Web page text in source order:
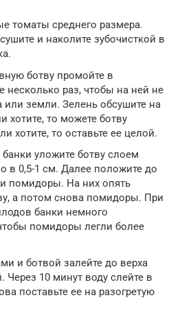
томаты среднего размера.
и наколите зубочисткой в
ботву промойте в
несколько раз, чтобы на ней не
или земли. Зелень обсушите на
хотите, то можете ботву
хотите, то оставьте ее целой.
уложите ботву слоем
в 0,5-1 см. Далее положите до
помидоры. На них опять
а потом снова помидоры. При
банки немного
помидоры легли более
и ботвой залейте до верха
Через 10 минут воду слейте в
поставьте ее на разогретую